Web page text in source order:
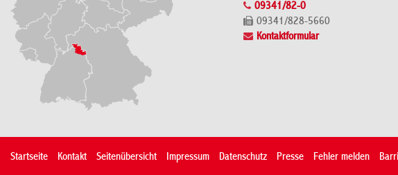
09341/82-0
09341/828-5660
Kontaktformular
Startseite Kontakt Seitenübersicht Impressum Datenschutz Presse Fehler melden